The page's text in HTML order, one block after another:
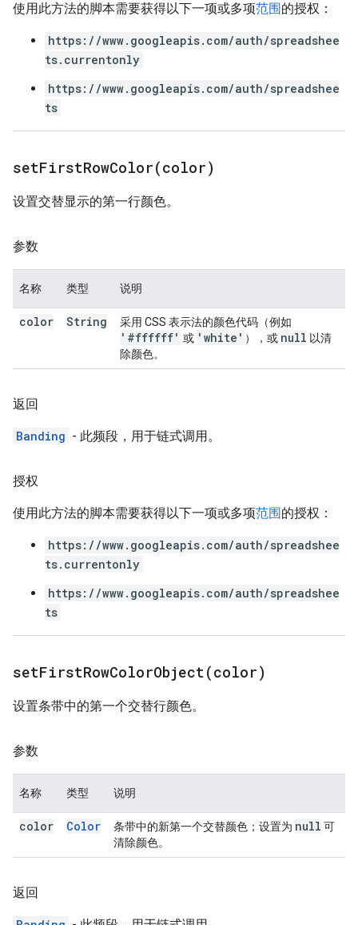
使用此方法的脚本需要获得以下一项或多项范围的授权：
https://www.googleapis.com/auth/spreadshee
ts.currentonly
https://www.googleapis.com/auth/spreadshee
ts
setFirstRowColor(color)
设置交替显示的第一行颜色。
参数
名称 类型 说明
color String 采用 CSS 表示法的颜色代码（例如
'#ffffff' 或 'white' ），或 null 以清
除颜色。
返回
Banding - 此频段，用于链式调用。
授权
使用此方法的脚本需要获得以下一项或多项范围的授权：
https://www.googleapis.com/auth/spreadshee
ts.currentonly
https://www.googleapis.com/auth/spreadshee
ts
setFirstRowColorObject(color)
设置条带中的第一个交替行颜色。
参数
名称 类型 说明
color Color 条带中的新第一个交替颜色；设置为 null 可
清除颜色。
返回